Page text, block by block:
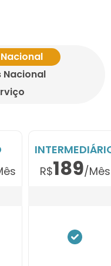
Nacional
R$189/Mês